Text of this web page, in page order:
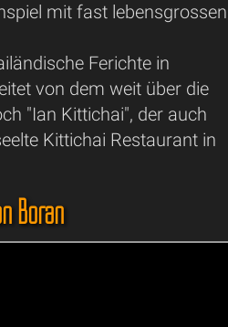
mit fast lebensgrossen
Ferichte in
von dem weit über die
"Ian Kittichai", der auch
Kittichai Restaurant in
Boran